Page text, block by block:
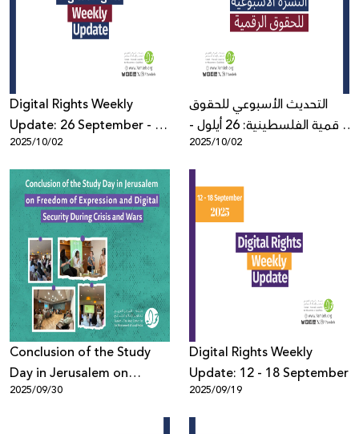
Digital Rights Weekly
Update: 26 September - 2
October
2025/10/02
التحديث الأسبوعي للحقوق
الرقمية الفلسطينية: 26 أيلول -
2025/10/02
Conclusion of the Study
Day in Jerusalem on
Freedom of Expression
and Digital Security During
2025/09/30
Digital Rights Weekly
Update: 12 - 18 September
2025/09/19